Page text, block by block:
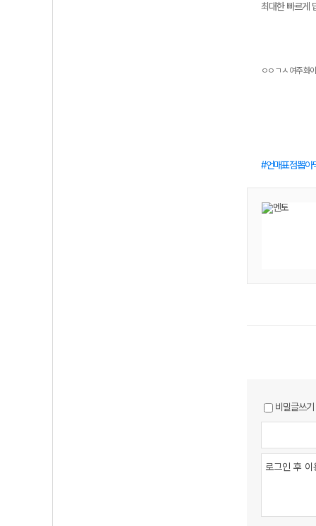
최대한 빠르게
ㅇㅇ ㄱㅅ 여주 화
언매표점뽑아
비밀글쓰기